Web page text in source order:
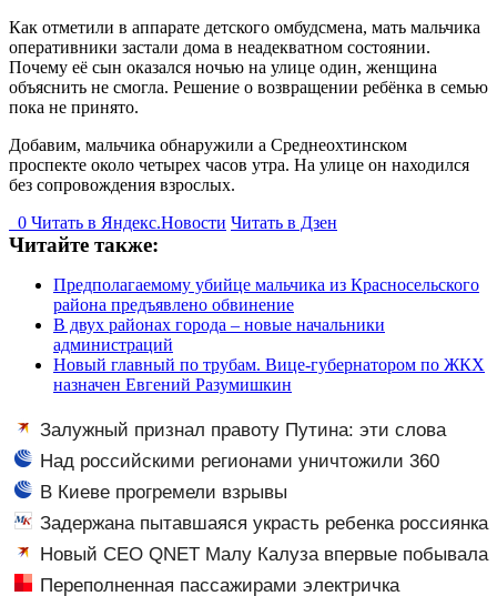
Как отметили в аппарате детского омбудсмена, мать мальчика
оперативники застали дома в неадекватном состоянии.
Почему её сын оказался ночью на улице один, женщина
объяснить не смогла. Решение о возвращении ребёнка в семью
пока не принято.
Добавим, мальчика обнаружили а Среднеохтинском
проспекте около четырех часов утра. На улице он находился
без сопровождения взрослых.
0 Читать в Яндекс.Новости Читать в Дзен
Читайте также:
Предполагаемому убийце мальчика из Красносельского
района предъявлено обвинение
В двух районах города – новые начальники
администраций
Новый главный по трубам. Вице-губернатором по ЖКХ
назначен Евгений Разумишкин
Залужный признал правоту Путина: эти слова
прозвучали не просто так
Над российскими регионами уничтожили 360
украинских дронов
В Киеве прогремели взрывы
Задержана пытавшаяся украсть ребенка россиянка
Новый CEO QNET Малу Калуза впервые побывала
в России
Переполненная пассажирами электричка